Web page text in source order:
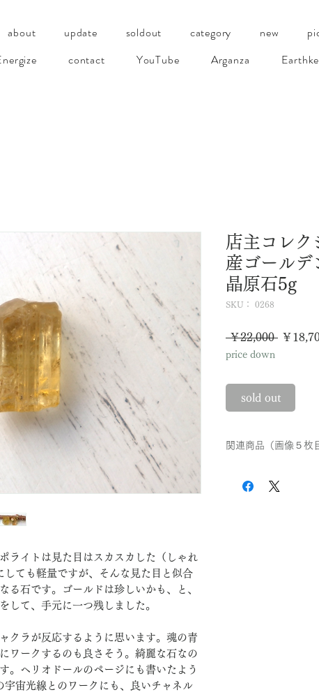
about update soldout category new
contact YouTube Arganza
ライトは見た目はスカスカした（しゃれ
しても軽量ですが、そんな見た目と似合
る石です。ゴールドは珍しいかも、と、
して、手元に一つ残しました。
クラが反応するように思います。魂の青
ワークするのも良さそう。綺麗な石なの
。ヘリオドールのページにも書いたよう
宇宙光線とのワークにも、良いチャネル
店主コレク
産ゴールデ
晶原石5g
SKU： 0268
￥22,000 通
格
￥
price down
sold out
関連商品（画像５枚